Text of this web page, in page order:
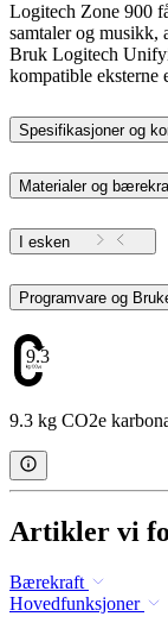
Logitech Zone 900
samtaler og musikk,
Bruk Logitech
kompatible eksterne
Spesifikasjoner og
Materialer og
I esken
9.3
9.3 kg CO2e
Artikler vi
Bærekraft
Hovedfunksjoner